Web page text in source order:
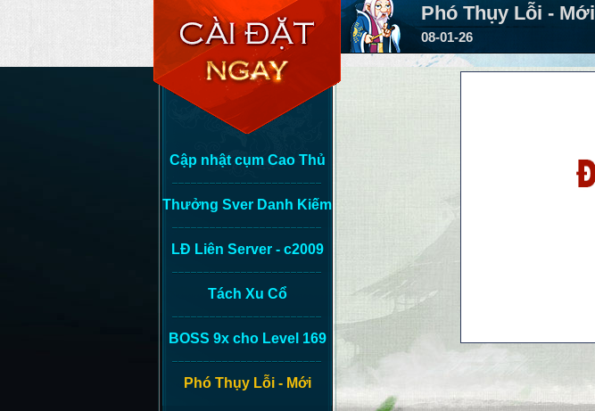
Cập nhật cụm Cao Thủ
Thưởng Sver Danh Kiếm
LĐ Liên Server - c2009
Tách Xu Cổ
BOSS 9x cho Level 169
Phó Thụy Lỗi - Mới
Phó Thụy Lỗi - Mới
08-01-26